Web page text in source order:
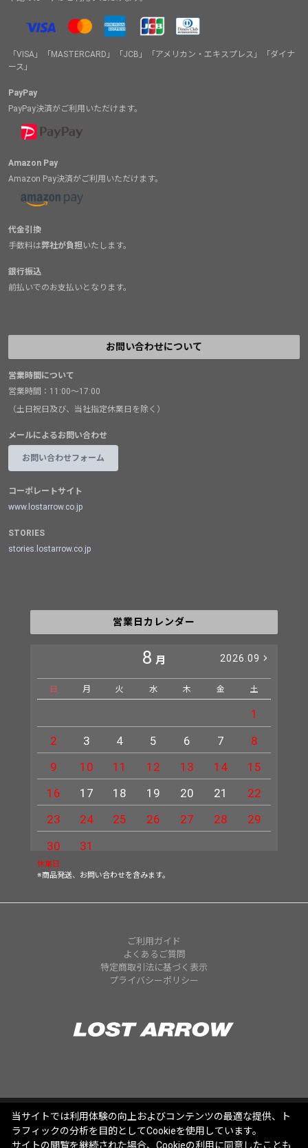
「VISA」「MASTERCARD」「JCB」「アメリカン・エキスプレス」「ダイナ
ース」
PayPay
PayPay決済がご利用いただけます。
Amazon Pay
Amazon Pay決済がご利用いただけます。
代金引換
手数料は弊社が負担 いたします。
銀行振込
前払いでのお支払いとなります。
お問い合わせについて
営業時間について
営業時間：11:00～17:00
（土日祝日及び、当社指定休業日を除く）
メールによるお問い合わせ
お問い合わせフォーム
コーポレートサイト
www.lostarrow.co.jp
STORIES
stories.lostarrow.co.jp
営業日カレンダー
8 月 2026.09
日 月 火 水 木 金 土
1
2
3 4 5 6 7
8
9
10 11 12 13 14
15
16
17 18 19 20 21
22
23
24 25 26 27 28
29
30
31
休業日
※商品発送、お問い合わせを含みます。
ご利用ガイド
よくあるご質問
特定商取引法に基づく表示
プライバシーポリシー
当サイトでは利用体験の向上およびコンテンツの最適な提供、ト
ラフィックの分析を目的としてCookieを使用しています。
サイトの閲覧を継続された場合、Cookieの利用に同意したことも